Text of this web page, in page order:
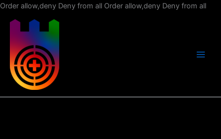
Order allow,deny Deny from all Order allow,deny Deny from allVai